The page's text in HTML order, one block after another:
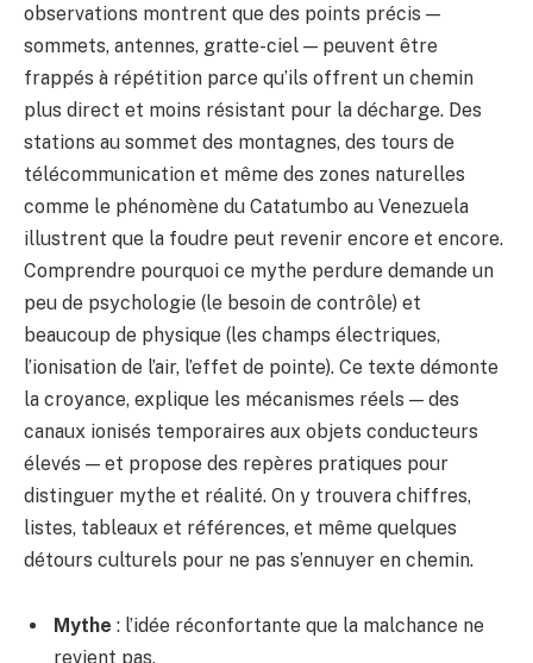
observations montrent que des points précis —
sommets, antennes, gratte-ciel — peuvent être
frappés à répétition parce qu’ils offrent un chemin
plus direct et moins résistant pour la décharge. Des
stations au sommet des montagnes, des tours de
télécommunication et même des zones naturelles
comme le phénomène du Catatumbo au Venezuela
illustrent que la foudre peut revenir encore et encore.
Comprendre pourquoi ce mythe perdure demande un
peu de psychologie (le besoin de contrôle) et
beaucoup de physique (les champs électriques,
l’ionisation de l’air, l’effet de pointe). Ce texte démonte
la croyance, explique les mécanismes réels — des
canaux ionisés temporaires aux objets conducteurs
élevés — et propose des repères pratiques pour
distinguer mythe et réalité. On y trouvera chiffres,
listes, tableaux et références, et même quelques
détours culturels pour ne pas s’ennuyer en chemin.
Mythe : l’idée réconfortante que la malchance ne
revient pas.